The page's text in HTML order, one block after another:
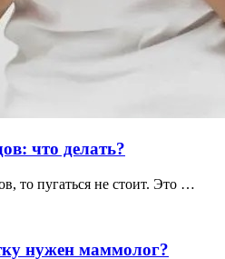
что делать?
то пугаться не стоит. Это …
нужен маммолог?